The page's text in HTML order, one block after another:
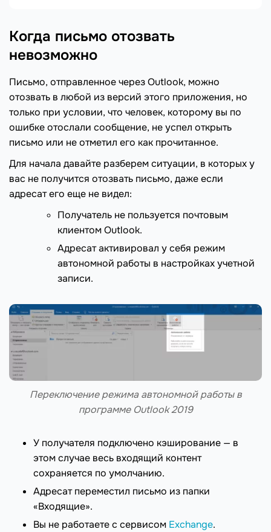
Когда письмо отозвать
невозможно
Письмо, отправленное через Outlook, можно
отозвать в любой из версий этого приложения, но
только при условии, что человек, которому вы по
ошибке отослали сообщение, не успел открыть
письмо или не отметил его как прочитанное.
Для начала давайте разберем ситуации, в которых у
вас не получится отозвать письмо, даже если
адресат его еще не видел:
Получатель не пользуется почтовым
клиентом Outlook.
Адресат активировал у себя режим
автономной работы в настройках учетной
записи.
Переключение режима автономной работы в
программе Outlook 2019
У получателя подключено кэширование — в
этом случае весь входящий контент
сохраняется по умолчанию.
Адресат переместил письмо из папки
«Входящие».
Вы не работаете с сервисом Exchange.